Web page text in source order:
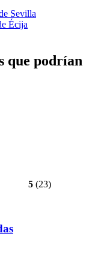
Sevilla
Écija
que podrían
5 (23)